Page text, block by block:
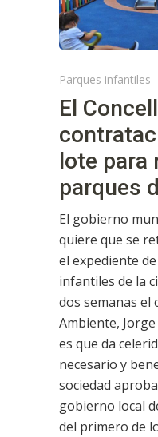
Parques infantiles
El
lote para
parques
El gobierno
quiere que se
el expediente
infantiles de la
dos semanas el
Ambiente,
es que da
necesario y
sociedad
gobierno local
del primero de